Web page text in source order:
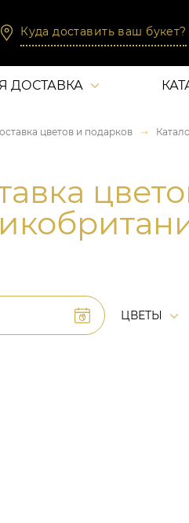
Куда доставить ваш букет?
ДОСТАВКА
цветов и подарков
ЦВЕТЫ